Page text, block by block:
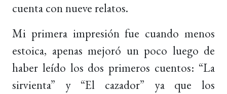
cuenta con nueve relatos.
Mi primera impresión fue cuando menos
estoica, apenas mejoró un poco luego de
haber leído los dos primeros cuentos: “La
sirvienta” y “El cazador” ya que los